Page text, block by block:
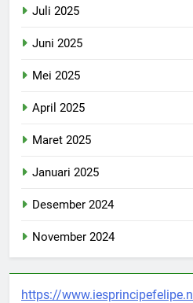
Juli 2025
Juni 2025
Mei 2025
April 2025
Maret 2025
Januari 2025
Desember 2024
November 2024
https://